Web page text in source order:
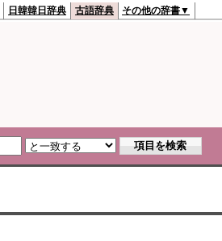
日韓韓日辞典 古語辞典 その他の辞書▼